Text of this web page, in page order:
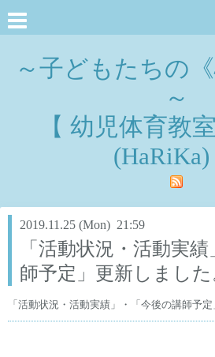
～子どもたちの
～
【 幼児体育
(HaRiKa)
2019.11.25 (Mon) 21:59
「活動状況・活動実
師予定」更新しました
「活動状況・活動実績」・「今後の講師予定